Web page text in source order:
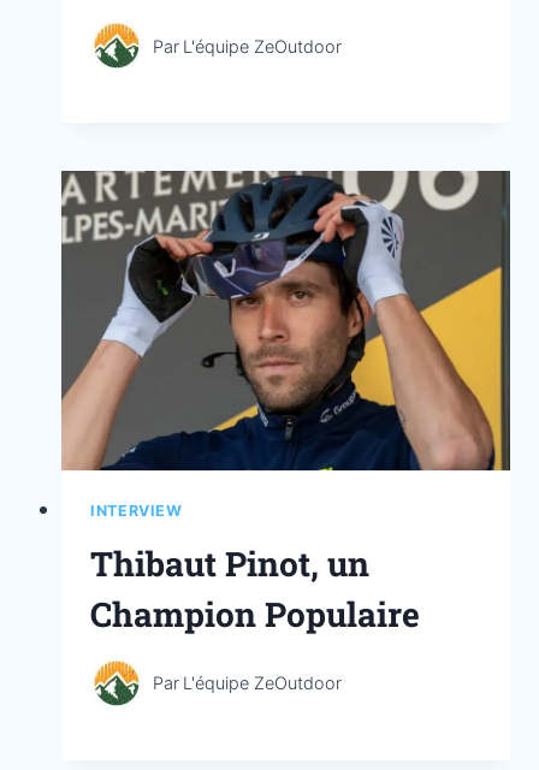
Par L'équipe ZeOutdoor
INTERVIEW
Thibaut Pinot, un
Champion Populaire
Par L'équipe ZeOutdoor